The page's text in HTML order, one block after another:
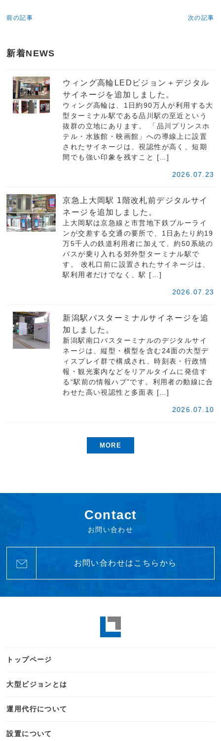
前の記事 次の記事
新着NEWS
2026.07.23
ウィング高輪LEDビジョン＋デジタル
サイネージを追加しました。
ウィング高輪は、1日約90万人が利用する大
型ターミナル駅である品川駅の至近という
抜群の立地にあります。 「品川プリンスホ
テル・水族館・映画館」への導線上に設置
されたサイネージは、視認性が高く、短期
間でも強い印象を残すこと […]
2026.07.23
京急上大岡駅 1階改札前デジタルサイ
ネージを追加しました。
上大岡駅は京急線と市営地下鉄ブルーライ
ンが交差する交通の要所で、1日あたり約19
万5千人の鉄道利用者に加えて、約50系統の
バスが乗り入れる郊外型ターミナル駅で
す。 改札口前に設置されたサイネージは、
駅利用者だけでなく、駅 […]
2026.07.10
新潟駅バスターミナルサイネージを追
加しました。
新潟駅南口バスターミナルのデジタルサイ
ネージは、縦型・横型を含む24面の大型デ
ィスプレイ群で構成され、時刻表・行政情
報・観光案内などをリアルタイムに発信す
る“駅前の情報ハブ”です。利用者の動線に合
わせた高い視認性と多面表 […]
MORE
Contact
お問い合わせ
お問い合わせはこちらから
トップページ
大型ビジョンとは
運用代行について
設置について